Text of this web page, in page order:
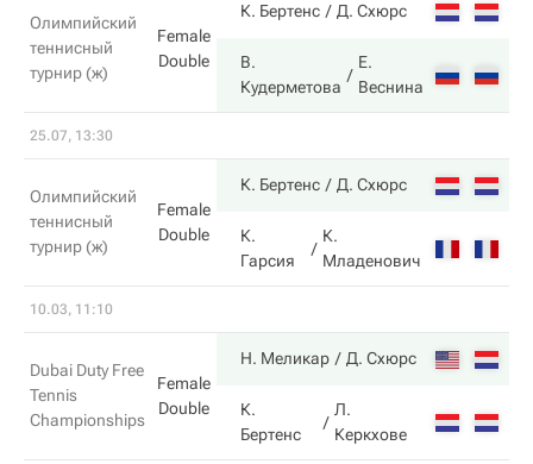
Олимпийский
теннисный
турнир (ж)
Female
Double
К. Бертенс Д. Схюрс
В.
Кудерметова
Е.
Веснина
25.07, 13:30
Олимпийский
теннисный
турнир (ж)
Female
Double
К. Бертенс Д. Схюрс
К.
Гарсия
К.
Младенович
10.03, 11:10
Dubai Duty Free
Tennis
Championships
Female
Double
Н. Меликар Д. Схюрс
К.
Бертенс
Л.
Керкхове